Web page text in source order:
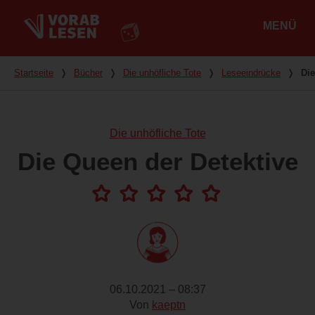
MENÜ
Du bist hier
Startseite ❭ Bücher ❭ Die unhöfliche Tote ❭ Leseeindrücke ❭
Die unhöfliche Tote
Die Queen der Detektive
06.10.2021 – 08:37
Von kaeptn